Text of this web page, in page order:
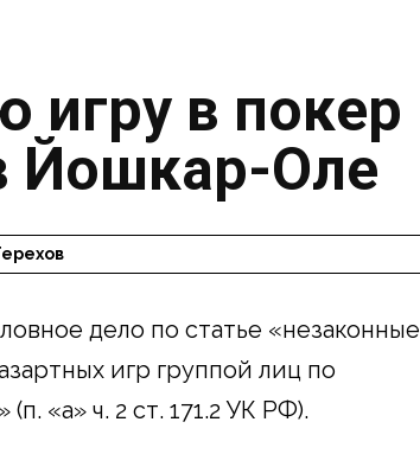
игру в покер‍
Йошкар-Оле
дело по статье «незаконные
игр группой лиц по
«а» ч. 2 ст. 171.2 УК РФ).